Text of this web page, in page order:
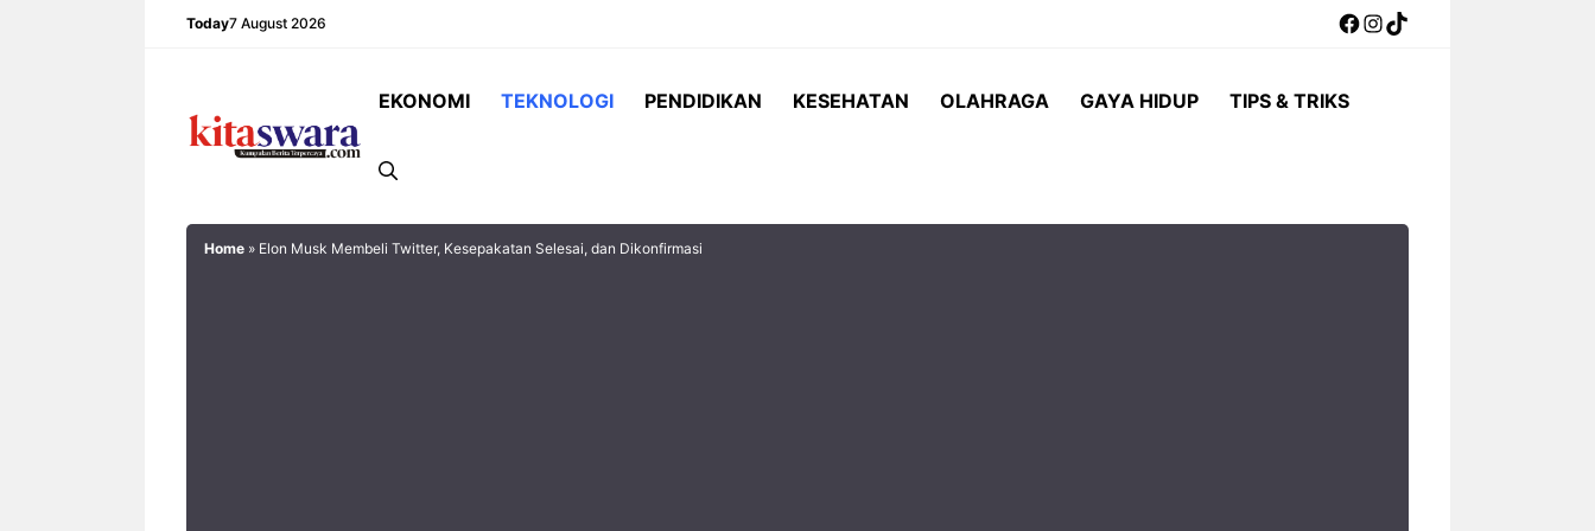
Today7 August 2026 Facebook
Instagram
TikTok
EKONOMI TEKNOLOGI PENDIDIKAN KESEHATAN OLAHRAGA GAYA HIDUP TIPS & TRIKS
Home » Elon Musk Membeli Twitter, Kesepakatan Selesai, dan Dikonfirmasi